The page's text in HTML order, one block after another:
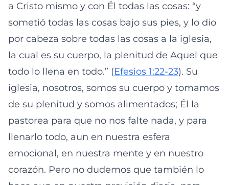
a Cristo mismo y con Él todas las cosas: “y
sometió todas las cosas bajo sus pies, y lo dio
por cabeza sobre todas las cosas a la iglesia,
la cual es su cuerpo, la plenitud de Aquel que
todo lo llena en todo.” (Efesios 1:22-23). Su
iglesia, nosotros, somos su cuerpo y tomamos
de su plenitud y somos alimentados; Él la
pastorea para que no nos falte nada, y para
llenarlo todo, aun en nuestra esfera
emocional, en nuestra mente y en nuestro
corazón. Pero no dudemos que también lo